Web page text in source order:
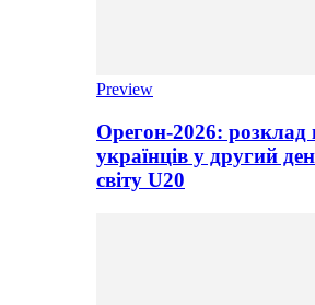
Preview
Орегон-2026: розклад
українців у другий
світу U20